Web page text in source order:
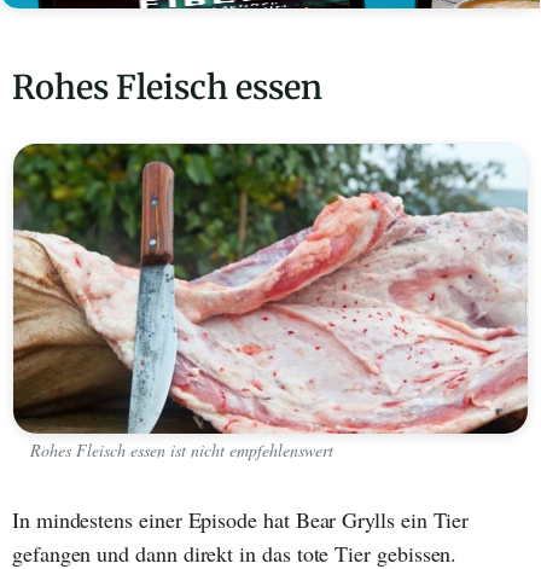
Rohes Fleisch essen
Rohes Fleisch essen ist nicht empfehlenswert
In mindestens einer Episode hat Bear Grylls ein Tier
gefangen und dann direkt in das tote Tier gebissen.